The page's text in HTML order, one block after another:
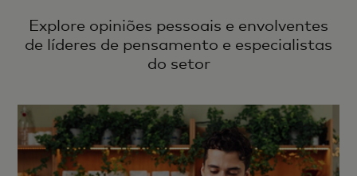
Explore opiniões pessoais e envolventes
de líderes de pensamento e especialistas
do setor